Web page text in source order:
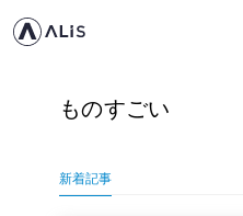
ものすごい
新着記事